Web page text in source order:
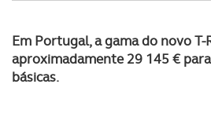
Em Portugal, a gama do novo T-
aproximadamente 29 145 €
básicas.